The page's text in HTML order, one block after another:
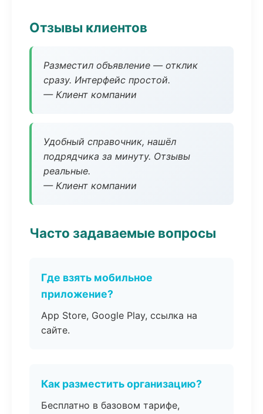
Отзывы клиентов
Разместил объявление — отклик
сразу. Интерфейс простой.
— Клиент компании
Удобный справочник, нашёл
подрядчика за минуту. Отзывы
реальные.
— Клиент компании
Часто задаваемые вопросы
Где взять мобильное
приложение?
App Store, Google Play, ссылка на
сайте.
Как разместить организацию?
Бесплатно в базовом тарифе,